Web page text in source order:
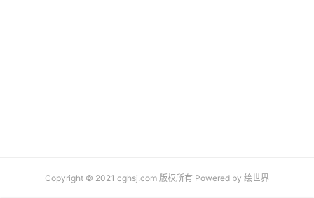
Copyright © 2021 cghsj.com 版权所有 Powered by 绘世界